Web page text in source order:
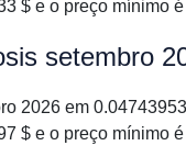
$ e o preço mínimo
setembro
2026 em
$ e o preço mínimo